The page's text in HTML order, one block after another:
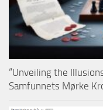
“Unveiling the
Samfunnets Mørke